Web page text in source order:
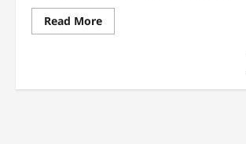
Read MoreRead
more
yang